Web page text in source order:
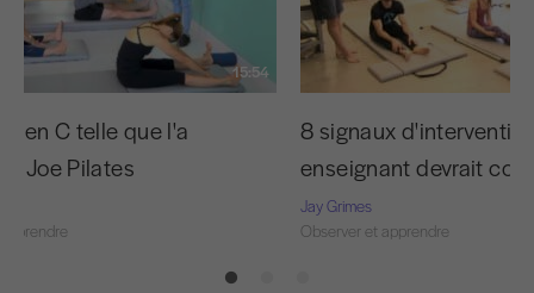
15:54
en C telle que l'a
Joe Pilates
8 signaux
enseignant devrait
Jay Grimes
Observer et apprendre